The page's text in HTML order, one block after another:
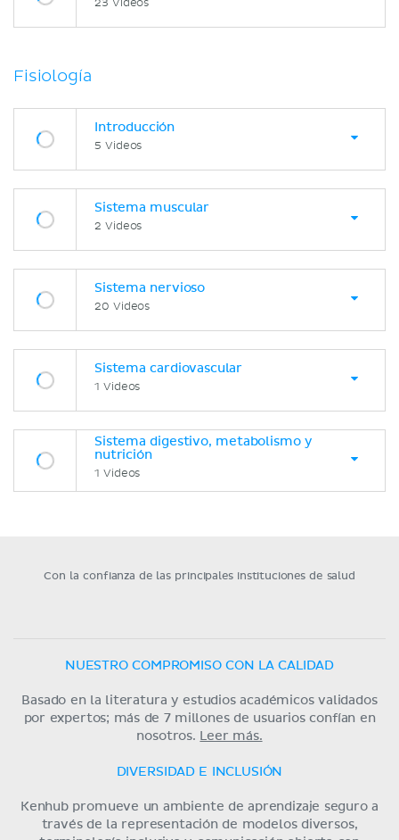
23 Videos
Fisiología
Introducción
5 Videos
Sistema muscular
2 Videos
Sistema nervioso
20 Videos
Sistema cardiovascular
1 Videos
Sistema digestivo, metabolismo y
nutrición
1 Videos
Con la confianza de las principales instituciones de salud
NUESTRO COMPROMISO CON LA CALIDAD
Basado en la literatura y estudios académicos validados
por expertos; más de 7 millones de usuarios confían en
nosotros. Leer más.
DIVERSIDAD E INCLUSIÓN
Kenhub promueve un ambiente de aprendizaje seguro a
través de la representación de modelos diversos,